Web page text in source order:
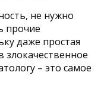
не нужно
прочие
даже простая
– это самое